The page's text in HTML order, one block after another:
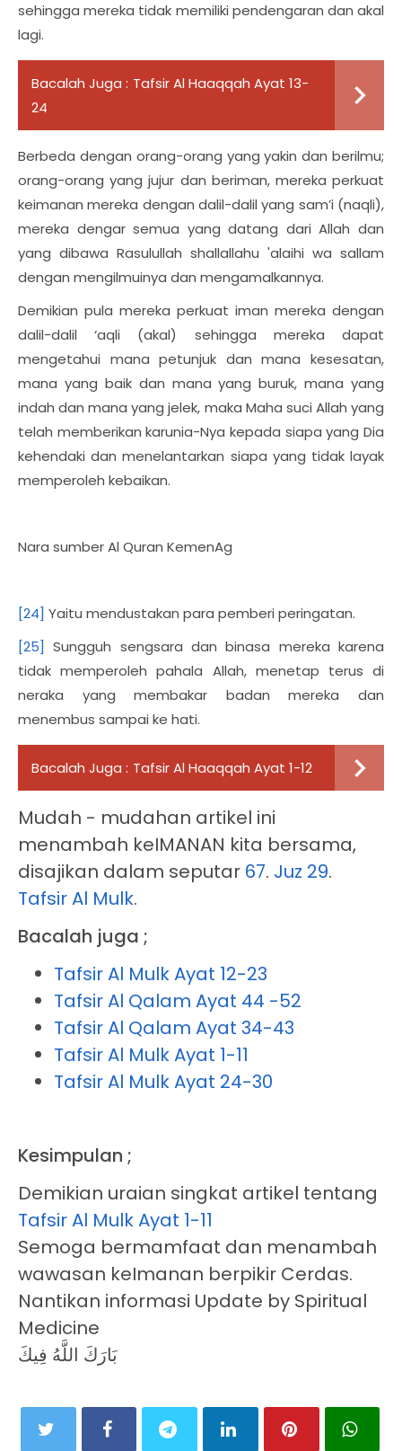
sehingga mereka tidak memiliki pendengaran dan akal
lagi.
Bacalah Juga : Tafsir Al Haaqqah Ayat 13-
24
Berbeda dengan orang-orang yang yakin dan berilmu;
orang-orang yang jujur dan beriman, mereka perkuat
keimanan mereka dengan dalil-dalil yang sam’i (naqli),
mereka dengar semua yang datang dari Allah dan
yang dibawa Rasulullah shallallahu 'alaihi wa sallam
dengan mengilmuinya dan mengamalkannya.
Demikian pula mereka perkuat iman mereka dengan
dalil-dalil ‘aqli (akal) sehingga mereka dapat
mengetahui mana petunjuk dan mana kesesatan,
mana yang baik dan mana yang buruk, mana yang
indah dan mana yang jelek, maka Maha suci Allah yang
telah memberikan karunia-Nya kepada siapa yang Dia
kehendaki dan menelantarkan siapa yang tidak layak
memperoleh kebaikan.
Nara sumber Al Quran KemenAg
[24] Yaitu mendustakan para pemberi peringatan.
[25] Sungguh sengsara dan binasa mereka karena
tidak memperoleh pahala Allah, menetap terus di
neraka yang membakar badan mereka dan
menembus sampai ke hati.
Bacalah Juga : Tafsir Al Haaqqah Ayat 1-12
Mudah - mudahan artikel ini
menambah keIMANAN kita bersama,
disajikan dalam seputar 67. Juz 29.
Tafsir Al Mulk.
Bacalah juga ;
Tafsir Al Mulk Ayat 12-23
Tafsir Al Qalam Ayat 44 -52
Tafsir Al Qalam Ayat 34-43
Tafsir Al Mulk Ayat 1-11
Tafsir Al Mulk Ayat 24-30
Kesimpulan ;
Demikian uraian singkat artikel tentang
Tafsir Al Mulk Ayat 1-11
Semoga bermamfaat dan menambah
wawasan keImanan berpikir Cerdas.
Nantikan informasi Update by Spiritual
Medicine
بَارَكَ اللَّهُ فِيكَ